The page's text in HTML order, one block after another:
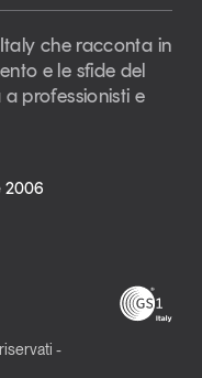
che racconta in
e le sfide del
professionisti e
2006
-